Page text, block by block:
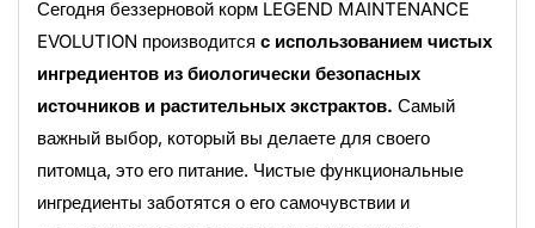
Сегодня беззерновой корм LEGEND MAINTENANCE
EVOLUTION производится с использованием чистых
ингредиентов из биологически безопасных
источников и растительных экстрактов. Самый
важный выбор, который вы делаете для своего
питомца, это его питание. Чистые функциональные
ингредиенты заботятся о его самочувствии и